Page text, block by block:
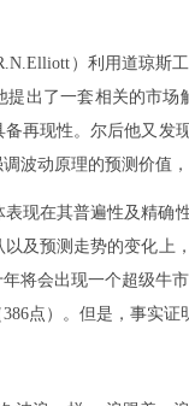
）利用道琼斯
出了一套相关的市场
再现性。尔后他又
波动原理的预测价值
现在其普遍性及精
及预测走势的变化
将会出现一个超级牛
点）。但是，事实